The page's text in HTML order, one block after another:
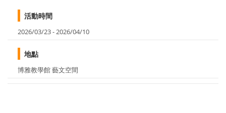
活動時間
2026/03/23 - 2026/04/10
地點
博雅教學館 藝文空間